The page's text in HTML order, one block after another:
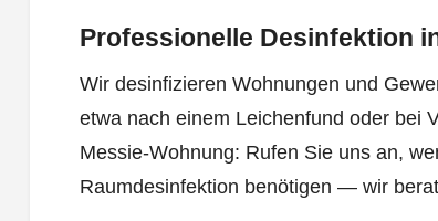
Professionelle Desinfektion
Wir desinfizieren Wohnungen und
etwa nach einem Leichenfund oder bei
Messie-Wohnung: Rufen Sie uns an,
Raumdesinfektion benötigen — wir